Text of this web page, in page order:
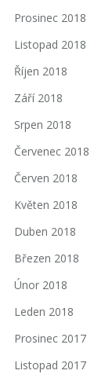
Prosinec 2018
Listopad 2018
Říjen 2018
Září 2018
Srpen 2018
Červenec 2018
Červen 2018
Květen 2018
Duben 2018
Březen 2018
Únor 2018
Leden 2018
Prosinec 2017
Listopad 2017